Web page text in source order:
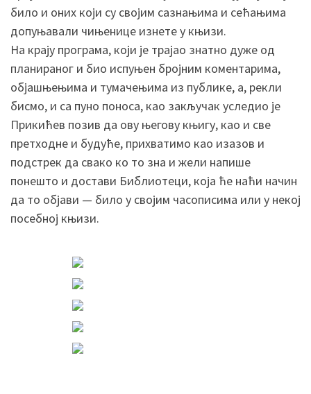
било и оних који су својим сазнањима и сећањима
допуњавали чињенице изнете у књизи.
На крају програма, који је трајао знатно дуже од
планираног и био испуњен бројним коментарима,
објашњењима и тумачењима из публике, а, рекли
бисмо, и са пуно поноса, као закључак уследио је
Прикићев позив да ову његову књигу, као и све
претходне и будуће, прихватимо као изазов и
подстрек да свако ко то зна и жели напише
понешто и достави Библиотеци, која ће наћи начин
да то објави — било у својим часописима или у некој
посебној књизи.